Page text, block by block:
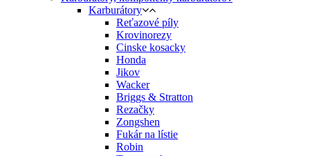
Karburátory
Reťazové píly
Krovinorezy
Cinske kosacky
Honda
Jikov
Wacker
Briggs & Stratton
Rezačky
Zongshen
Fukár na lístie
Robin